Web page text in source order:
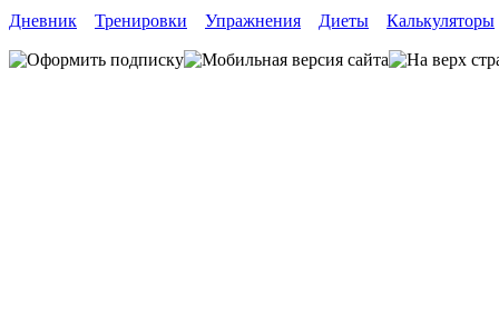
Дневник
Тренировки Упражнения Диеты Калькуляторы